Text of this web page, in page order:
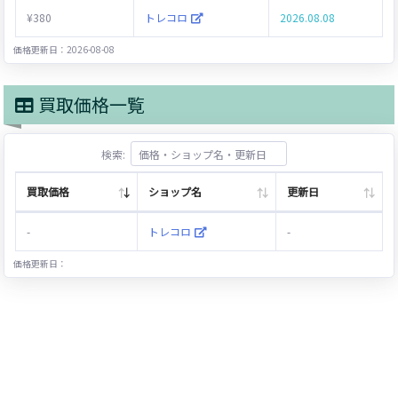
¥380 トレコロ 2026.08.08
価格更新日：2026-08-08
買取価格一覧
検索:
買取価格 ショップ名 更新日
- トレコロ -
価格更新日：